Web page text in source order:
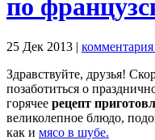
по
25 Дек 2013 |
Здравствуйте, друзья!
позаботиться о
горячее рецепт
великолепное блюдо,
как и мясо в шубе.